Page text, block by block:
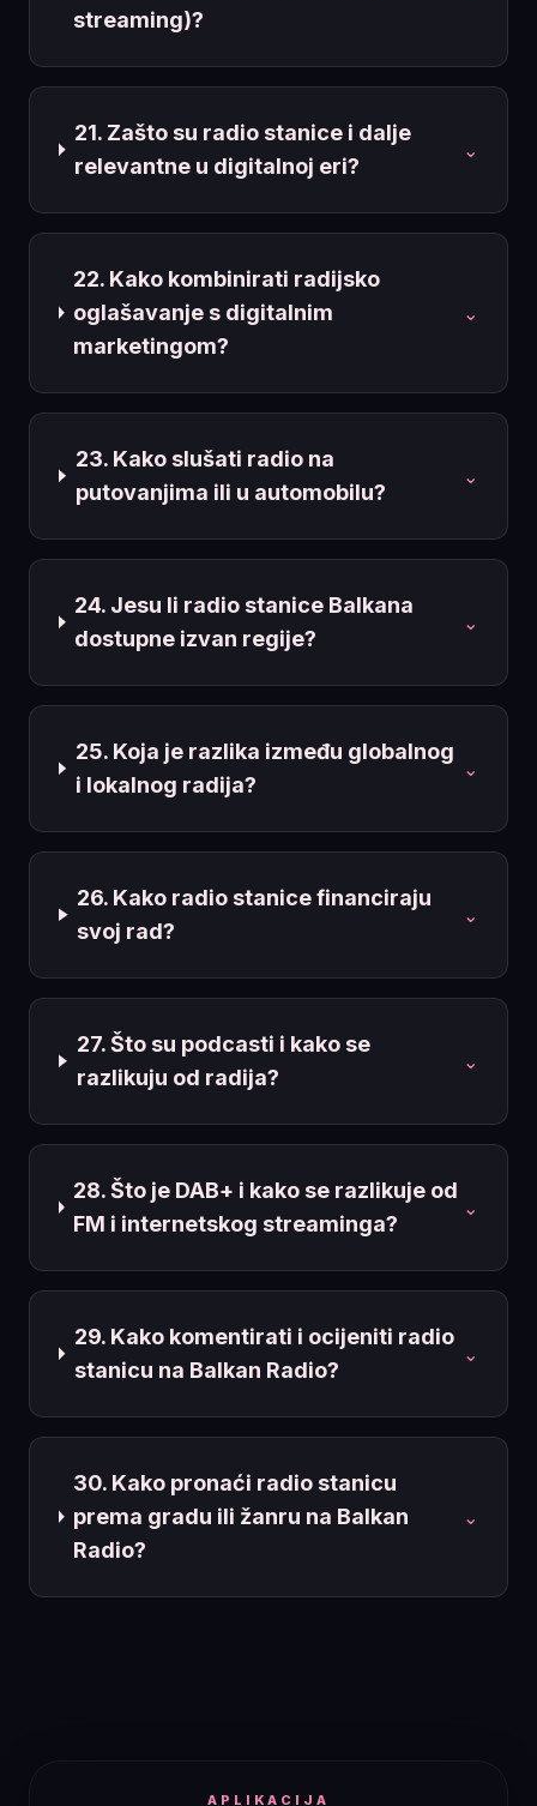
streaming)?
21. Zašto su radio stanice i dalje
relevantne u digitalnoj eri?
⌄
22. Kako kombinirati radijsko
oglašavanje s digitalnim
marketingom?
⌄
23. Kako slušati radio na
putovanjima ili u automobilu?
⌄
24. Jesu li radio stanice Balkana
dostupne izvan regije?
⌄
25. Koja je razlika između globalnog
i lokalnog radija?
⌄
26. Kako radio stanice financiraju
svoj rad?
⌄
27. Što su podcasti i kako se
razlikuju od radija?
⌄
28. Što je DAB+ i kako se razlikuje od
FM i internetskog streaminga?
⌄
29. Kako komentirati i ocijeniti radio
stanicu na Balkan Radio?
⌄
30. Kako pronaći radio stanicu
prema gradu ili žanru na Balkan
Radio?
⌄
APLIKACIJA